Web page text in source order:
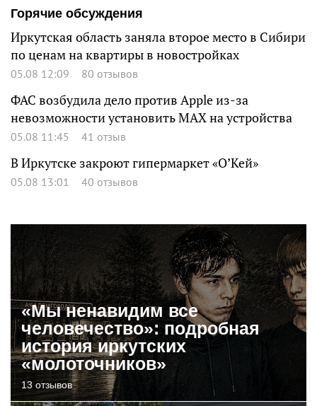
Горячие обсуждения
Иркутская область заняла второе место в Сибири
по ценам на квартиры в новостройках
05.08 12:09 80 отзывов
ФАС возбудила дело против Apple из-за
невозможности установить MAX на устройства
05.08 11:45 41 отзыв
В Иркутске закроют гипермаркет «О’Кей»
05.08 13:01 40 отзывов
«Мы ненавидим все
человечество»: подробная
история иркутских
«молоточников»
13 отзывов